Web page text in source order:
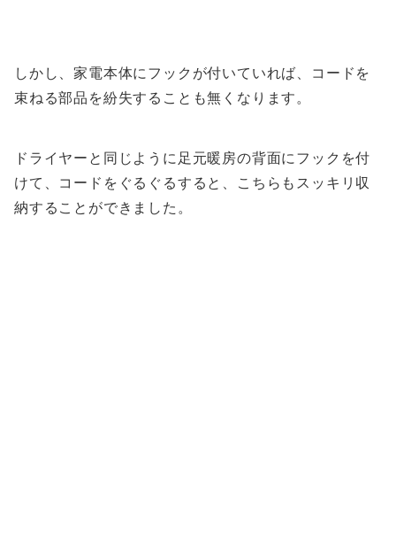
しかし、家電本体にフックが付いていれば、コードを
束ねる部品を紛失することも無くなります。
ドライヤーと同じように足元暖房の背面にフックを付
けて、コードをぐるぐるすると、こちらもスッキリ収
納することができました。